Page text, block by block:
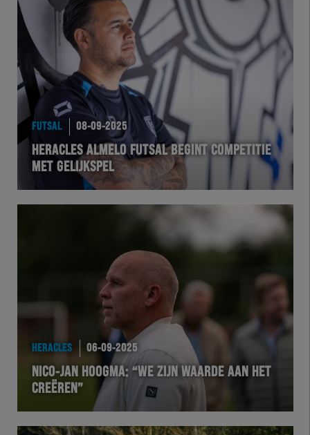
Natuurgras
Wedstrijd
Heracles
BusinessClub
Foundation
FUTSAL 08-09-2025
HERACLES ALMELO FUTSAL BEGINT COMPETITIE
MET GELIJKSPEL
HERACLES 06-09-2025
NICO-JAN HOOGMA: “WE ZIJN WAARDE AAN HET
CREËREN”